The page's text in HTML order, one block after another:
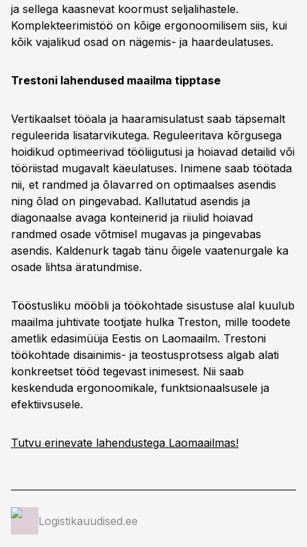
ja sellega kaasnevat koormust seljalihastele.
Komplekteerimistöö on kõige ergonoomilisem siis, kui
kõik vajalikud osad on nägemis- ja haardeulatuses.
Trestoni lahendused maailma tipptase
Vertikaalset tööala ja haaramisulatust saab täpsemalt
reguleerida lisatarvikutega. Reguleeritava kõrgusega
hoidikud optimeerivad tööliigutusi ja hoiavad detailid või
tööriistad mugavalt käeulatuses. Inimene saab töötada
nii, et randmed ja õlavarred on optimaalses asendis
ning õlad on pingevabad. Kallutatud asendis ja
diagonaalse avaga konteinerid ja riiulid hoiavad
randmed osade võtmisel mugavas ja pingevabas
asendis. Kaldenurk tagab tänu õigele vaatenurgale ka
osade lihtsa äratundmise.
Tööstusliku mööbli ja töökohtade sisustuse alal kuulub
maailma juhtivate tootjate hulka Treston, mille toodete
ametlik edasimüüja Eestis on Laomaailm. Trestoni
töökohtade disainimis- ja teostusprotsess algab alati
konkreetset tööd tegevast inimesest. Nii saab
keskenduda ergonoomikale, funktsionaalsusele ja
efektiivsusele.
Tutvu erinevate lahendustega Laomaailmas!
Logistikauudised.ee